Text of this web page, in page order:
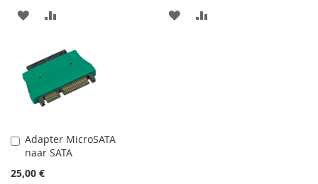
DODAJ
LISTY
ŻYCZEŃ
DODAJ
Adapter MicroSATA
naar SATA
25,00 €
Dodaj
do
koszyka